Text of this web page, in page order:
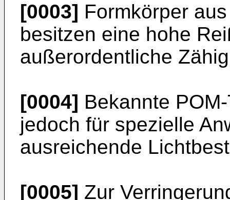
[0003] Formkörper
besitzen eine hohe
außerordentliche
[0004] Bekannte
jedoch für spezielle
ausreichende
[0005] Zur